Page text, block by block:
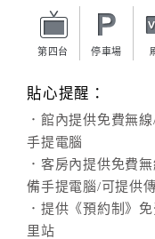
第四台 停車場
貼心提醒：
．館內提供免費無
手提電腦
．客房內提供免費
備手提電腦/可提供
．提供《預約制》
里站